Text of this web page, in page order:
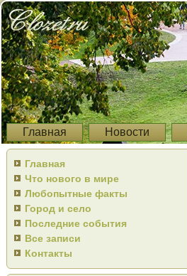
Главная Новости
Главная
Что нового в мире
Любопытные факты
Город и село
Последние события
Все записи
Контакты